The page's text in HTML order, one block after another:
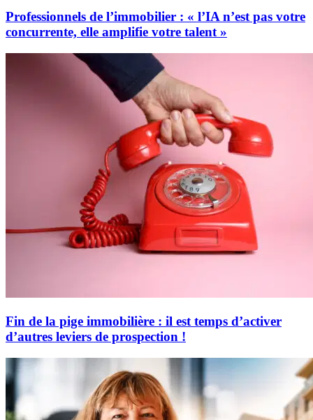
Professionnels de l’immobilier : « l’IA n’est pas votre
concurrente, elle amplifie votre talent »
Fin de la pige immobilière : il est temps d’activer
d’autres leviers de prospection !